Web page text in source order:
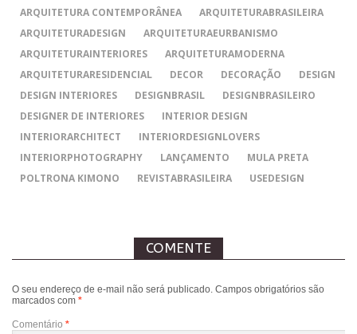
ARQUITETURA CONTEMPORÂNEA
ARQUITETURABRASILEIRA
ARQUITETURADESIGN
ARQUITETURAEURBANISMO
ARQUITETURAINTERIORES
ARQUITETURAMODERNA
ARQUITETURARESIDENCIAL
DECOR DECORAÇÃO
DESIGN
DESIGN INTERIORES
DESIGNBRASIL
DESIGNBRASILEIRO
DESIGNER DE INTERIORES
INTERIOR DESIGN
INTERIORARCHITECT
INTERIORDESIGNLOVERS
INTERIORPHOTOGRAPHY
LANÇAMENTO
MULA PRETA
POLTRONA KIMONO
REVISTABRASILEIRA USEDESIGN
COMENTE
O seu endereço de e-mail não será publicado. Campos obrigatórios são
marcados com *
Comentário *